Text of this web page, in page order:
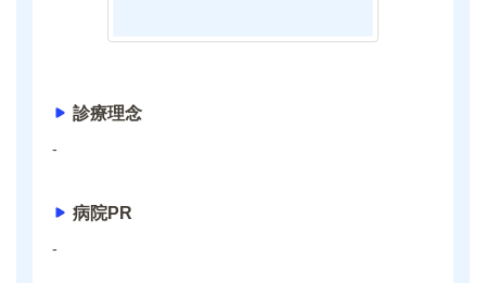
診療理念
-
病院PR
-